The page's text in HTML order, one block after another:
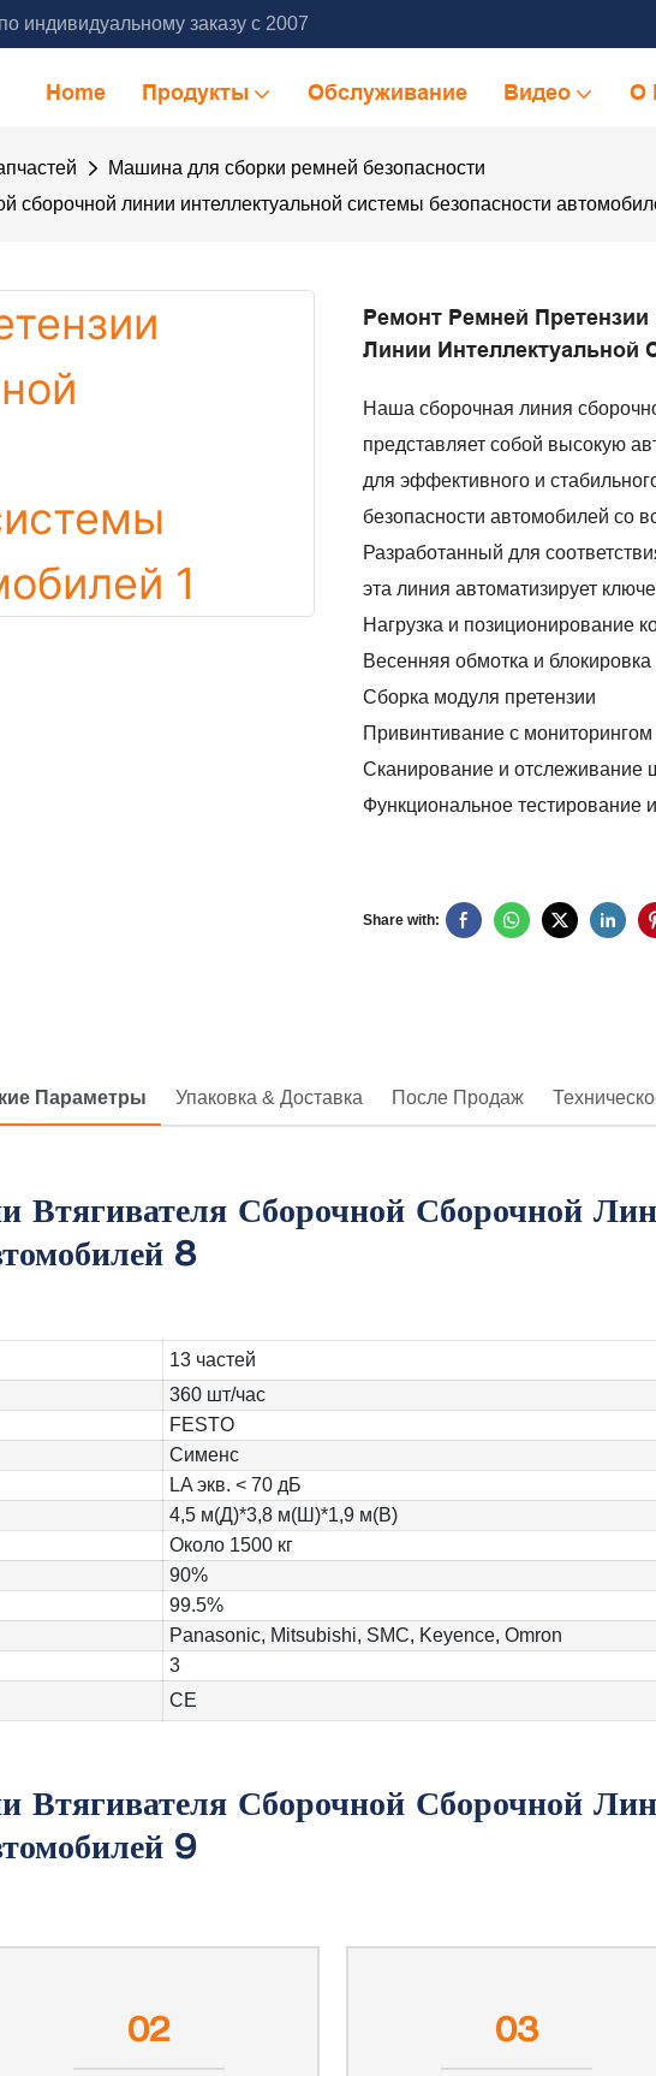
индивидуальному заказу с 2007
Home Продукты Обслуживание Видео О
Машина для сборки ремней безопасности
сборочной линии интеллектуальной системы безопасности
Ремонт Ремней
Линии Интеллектуальной
Наша сборочная линия
представляет собой высокую
для эффективного и
безопасности автомобилей со
Разработанный для
эта линия автоматизирует
Нагрузка и позиционирование
Весенняя обмотка и блокировка
Сборка модуля претензии
Привинтивание с
Сканирование и отслеживание
Функциональное тестирование
Share with:
Параметры Упаковка & Доставка После Продаж
13 частей
360 шт/час
FESTO
Сименс
LA экв. < 70 дБ
4,5 м(Д)*3,8 м(Ш)*1,9 м(В)
Около 1500 кг
90%
99.5%
Panasonic, Mitsubishi, SMC, Keyence, Omron
3
CE
02 03